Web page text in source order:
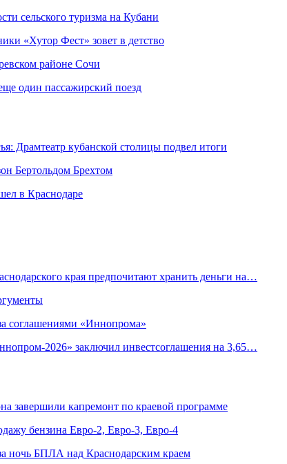
сельского туризма на Кубани
«Хутор Фест» зовет в детство
районе Сочи
один пассажирский поезд
Драмтеатр кубанской столицы подвел итоги
Бертольдом Брехтом
в Краснодаре
края предпочитают хранить деньги на…
соглашениями «Иннопрома»
2026» заключил инвестсоглашения на 3,65…
завершили капремонт по краевой программе
бензина Евро-2, Евро-3, Евро-4
ночь БПЛА над Краснодарским краем